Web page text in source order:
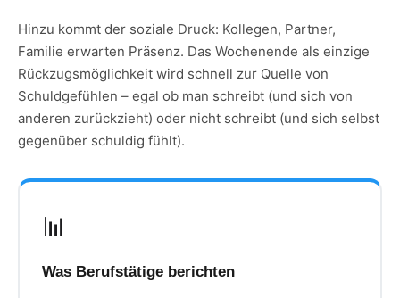
Hinzu kommt der soziale Druck: Kollegen, Partner,
Familie erwarten Präsenz. Das Wochenende als einzige
Rückzugsmöglichkeit wird schnell zur Quelle von
Schuldgefühlen – egal ob man schreibt (und sich von
anderen zurückzieht) oder nicht schreibt (und sich selbst
gegenüber schuldig fühlt).
📊
Was Berufstätige berichten